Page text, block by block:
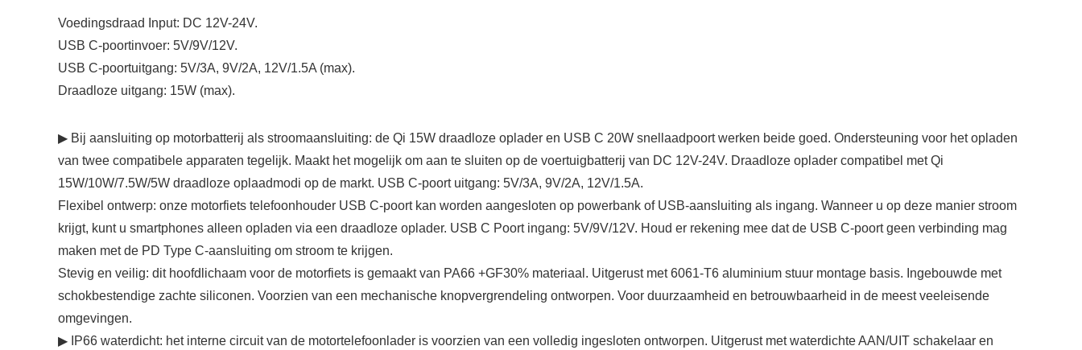
Voedingsdraad Input: DC 12V-24V.
USB C-poortinvoer: 5V/9V/12V.
USB C-poortuitgang: 5V/3A, 9V/2A, 12V/1.5A (max).
Draadloze uitgang: 15W (max).
▶ Bij aansluiting op motorbatterij als stroomaansluiting: de Qi 15W draadloze oplader en USB C 20W snellaadpoort werken beide goed. Ondersteuning voor het opladen
van twee compatibele apparaten tegelijk. Maakt het mogelijk om aan te sluiten op de voertuigbatterij van DC 12V-24V. Draadloze oplader compatibel met Qi
15W/10W/7.5W/5W draadloze oplaadmodi op de markt. USB C-poort uitgang: 5V/3A, 9V/2A, 12V/1.5A.
Flexibel ontwerp: onze motorfiets telefoonhouder USB C-poort kan worden aangesloten op powerbank of USB-aansluiting als ingang. Wanneer u op deze manier stroom
krijgt, kunt u smartphones alleen opladen via een draadloze oplader. USB C Poort ingang: 5V/9V/12V. Houd er rekening mee dat de USB C-poort geen verbinding mag
maken met de PD Type C-aansluiting om stroom te krijgen.
Stevig en veilig: dit hoofdlichaam voor de motorfiets is gemaakt van PA66 +GF30% materiaal. Uitgerust met 6061-T6 aluminium stuur montage basis. Ingebouwde met
schokbestendige zachte siliconen. Voorzien van een mechanische knopvergrendeling ontworpen. Voor duurzaamheid en betrouwbaarheid in de meest veeleisende
omgevingen.
▶ IP66 waterdicht: het interne circuit van de motortelefoonlader is voorzien van een volledig ingesloten ontworpen. Uitgerust met waterdichte AAN/UIT schakelaar en